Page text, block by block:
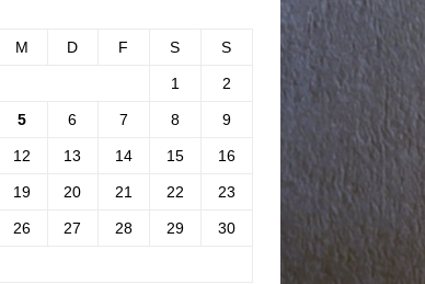
M D F S S
1 2
5 6 7 8 9
12 13 14 15 16
19 20 21 22 23
26 27 28 29 30